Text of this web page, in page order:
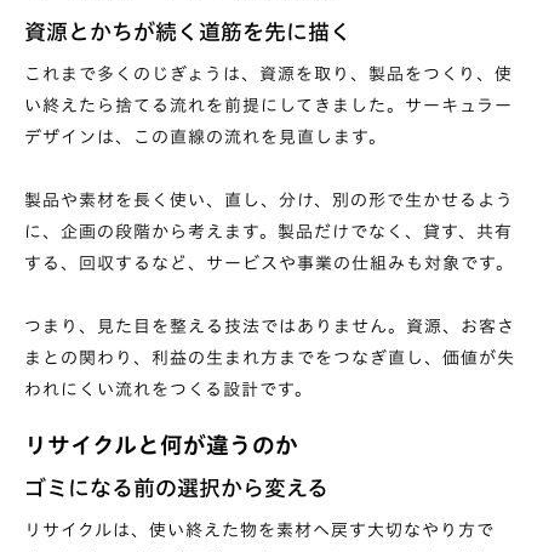
資源とかちが続く道筋を先に描く
これまで多くのじぎょうは、資源を取り、製品をつくり、使
い終えたら捨てる流れを前提にしてきました。サーキュラー
デザインは、この直線の流れを見直します。
製品や素材を長く使い、直し、分け、別の形で生かせるよう
に、企画の段階から考えます。製品だけでなく、貸す、共有
する、回収するなど、サービスや事業の仕組みも対象です。
つまり、見た目を整える技法ではありません。資源、お客さ
まとの関わり、利益の生まれ方までをつなぎ直し、価値が失
われにくい流れをつくる設計です。
リサイクルと何が違うのか
ゴミになる前の選択から変える
リサイクルは、使い終えた物を素材へ戻す大切なやり方で